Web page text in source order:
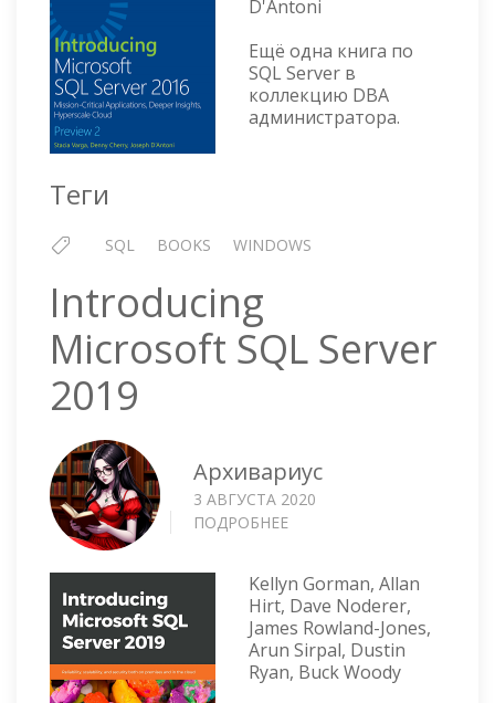
2016:
2
D'Antoni
Ещё одна книга по
SQL Server в
коллекцию DBA
администратора.
Теги
SQL BOOKS WINDOWS
Introducing
Microsoft SQL Server
2019
Архивариус
3 АВГУСТА 2020
ПОДРОБНЕЕ
SQL
SERVER
2019
Kellyn Gorman, Allan
Hirt, Dave Noderer,
James Rowland-Jones,
Arun Sirpal, Dustin
Ryan, Buck Woody